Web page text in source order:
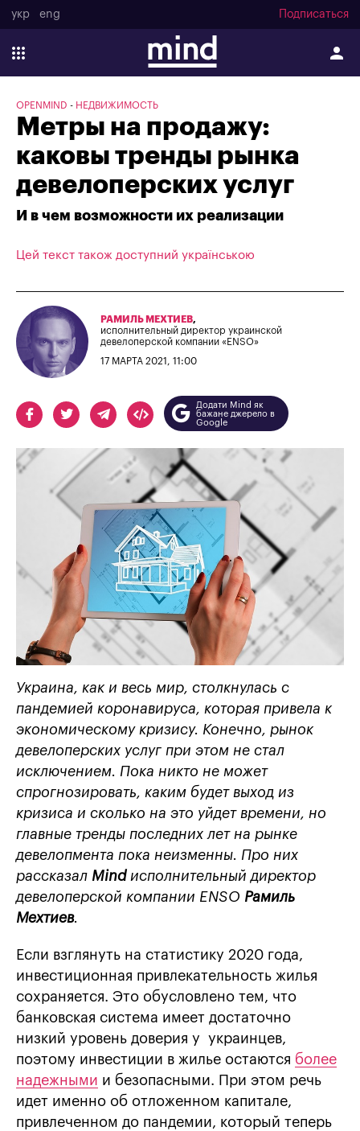
укр eng Подписаться
OPENMIND НЕДВИЖИМОСТЬ
Метры на продажу:
каковы тренды рынка
девелоперских услуг
И в чем возможности их реализации
Цей текст також доступний українською
РАМИЛЬ МЕХТИЕВ,
исполнительный директор украинской
девелоперской компании «ENSO»
17 МАРТА 2021, 11:00
Додати Mind як
бажане джерело в
Google
Украина, как и весь мир, столкнулась с
пандемией коронавируса, которая привела к
экономическому кризису. Конечно, рынок
девелоперских услуг при этом не стал
исключением. Пока никто не может
спрогнозировать, каким будет выход из
кризиса и сколько на это уйдет времени, но
главные тренды последних лет на рынке
девелопмента пока неизменны. Про них
рассказал Mind исполнительный директор
девелоперской компании ENSO Рамиль
Мехтиев.
Если взглянуть на статистику 2020 года,
инвестиционная привлекательность жилья
сохраняется. Это обусловлено тем, что
банковская система имеет достаточно
низкий уровень доверия у украинцев,
поэтому инвестиции в жилье остаются более
надежными и безопасными. При этом речь
идет именно об отложенном капитале,
привлеченном до пандемии, который теперь